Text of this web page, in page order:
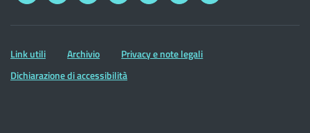
Altre
informazioni
Link utili Archivio
Privacy e note legali
Dichiarazione di accessibilità